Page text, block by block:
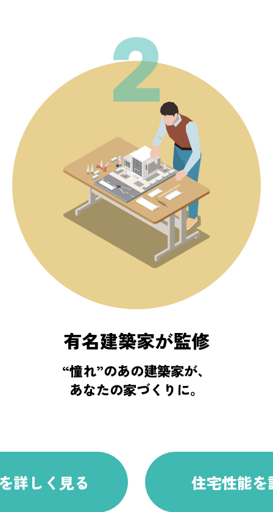
2
有名建築家が監修
“憧れ”のあの建築家が、
あなたの家づくりに。
詳しく見る 住宅性能